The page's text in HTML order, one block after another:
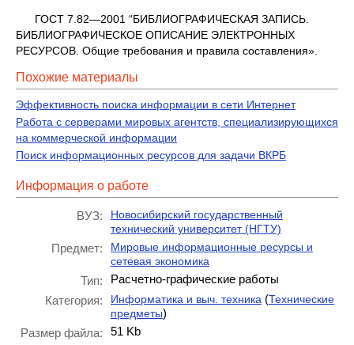
ГОСТ 7.82—2001 “БИБЛИОГРАФИЧЕСКАЯ ЗАПИСЬ.
БИБЛИОГРАФИЧЕСКОЕ ОПИСАНИЕ ЭЛЕКТРОННЫХ
РЕСУРСОВ. Общие требования и правила составления».
Похожие материалы
Эффективность поиска информации в сети Интернет
Работа с серверами мировых агентств, специализирующихся
на коммерческой информации
Поиск информационных ресурсов для задачи ВКРБ
Информация о работе
ВУЗ:
Новосибирский государственный
технический университет (НГТУ)
Предмет:
Мировые информационные ресурсы и
сетевая экономика
Тип:
Расчетно-графические работы
Категория:
Информатика и выч. техника (Технические
предметы)
Размер файла:
51 Kb